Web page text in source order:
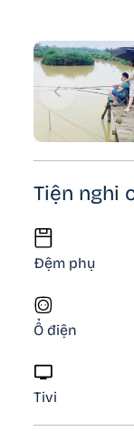
Tiện nghi
Đệm phụ
Ổ điện
Tivi